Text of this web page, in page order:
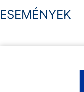
ESEMÉNYEK